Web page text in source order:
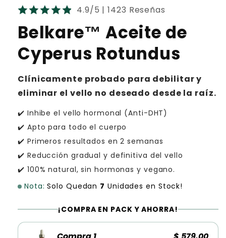
4.9/5 | 1423 Reseñas
Belkare™ Aceite de
Cyperus Rotundus
Clínicamente probado para debilitar y
eliminar el vello no deseado desde la raíz.
✔️ Inhibe el vello hormonal (Anti-DHT)
✔️ Apto para todo el cuerpo
✔️ Primeros resultados en 2 semanas
✔️ Reducción gradual y definitiva del vello
✔️ 100% natural, sin hormonas y vegano.
Nota: Solo Quedan 7 Unidades en Stock!
¡COMPRA EN PACK Y AHORRA!